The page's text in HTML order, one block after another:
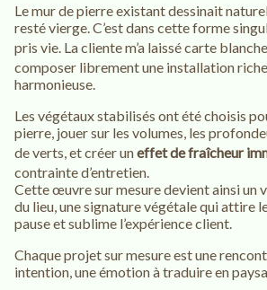
Le mur de pierre existant dessinait
resté vierge. C’est dans cette forme
pris vie. La cliente m’a laissé carte blanche
composer librement une installation
harmonieuse.
Les végétaux stabilisés ont été choisis
pierre, jouer sur les volumes, les
de verts, et créer uneffet de fraîcheur
contrainte d’entretien.
Cette œuvre sur mesure devient ainsi un
du lieu, une signature végétale qui attire
pause et sublime l’expérience client.
Chaque projet sur mesure est une
intention, une émotion à traduire en